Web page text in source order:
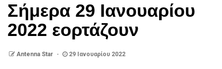
Σήμερα 29 Ιανουαρίου
2022 εορτάζουν
Antenna Star 29 Ιανουαρίου 2022